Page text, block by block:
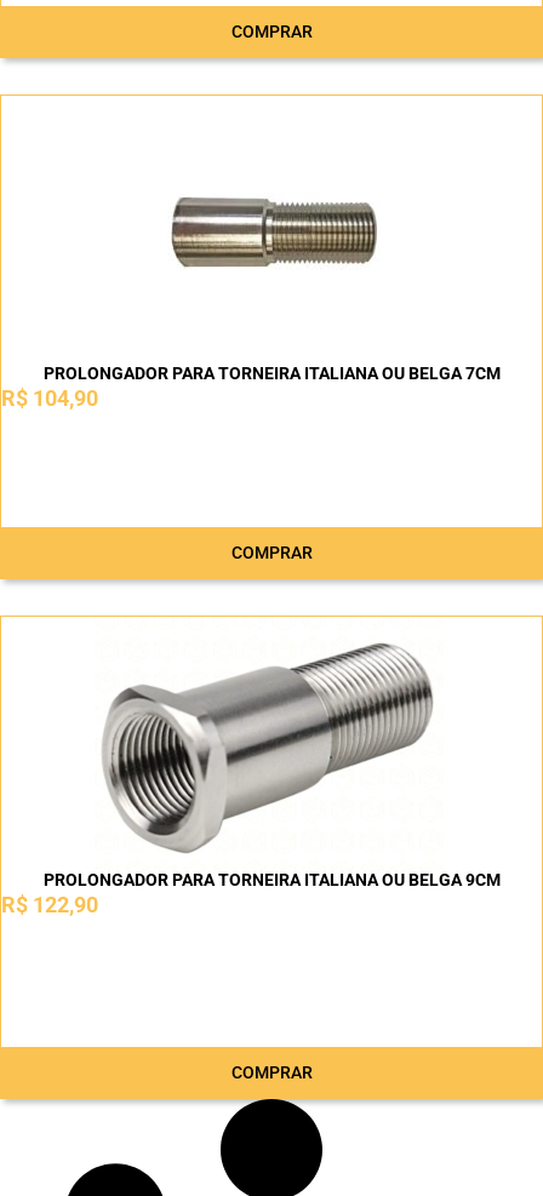
COMPRAR
PROLONGADOR PARA TORNEIRA ITALIANA OU BELGA 7CM
R$ 104,90
COMPRAR
PROLONGADOR PARA TORNEIRA ITALIANA OU BELGA 9CM
R$ 122,90
COMPRAR